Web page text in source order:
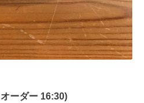
ーダー 16:30)